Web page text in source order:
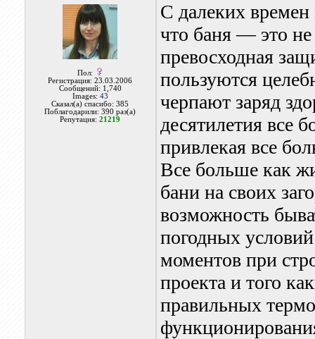
Пол:
Регистрация: 23.03.2006
Сообщений: 1,740
Images: 43
Сказал(а) спасибо: 385
Поблагодарили: 390 раз(а)
Репутация:21219
С далеких времен
что баня — это не
превосходная
пользуются
черпают заряд
десятилетия все
привлекая все
Все больше как
бани на своих
возможность
погодных
моментов при
проекта и того
правильных